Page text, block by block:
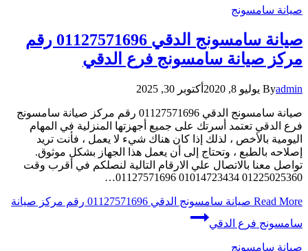
صيانة سامسونج
صيانة سامسونج الدقي 01127571696 رقم
مركز صيانة سامسونج فرع الدقي
Byadmin يوليو 8, 2020 أكتوبر 30, 2025
صيانة سامسونج الدقي 01127571696 رقم مركز صيانة سامسونج
فرع الدقي تعتمد أسرتك على جميع أجهزتها المنزلية في المهام
اليومية بالأخص ، لذلك إذا كان هناك شيء لا يعمل ، فأنت تريد
إصلاحه بالطبع ، وتحتاج إلى أن يعمل هذا الجهاز بشكل موثوق.
تواصل معنا بالاتصال علي الارقام التالية لنصلكم في أقرب وقت
01225025360 01014723434 01127571696…
Read More
صيانة سامسونج الدقي 01127571696 رقم مركز صيانة
سامسونج فرع الدقي
صيانة سامسونج